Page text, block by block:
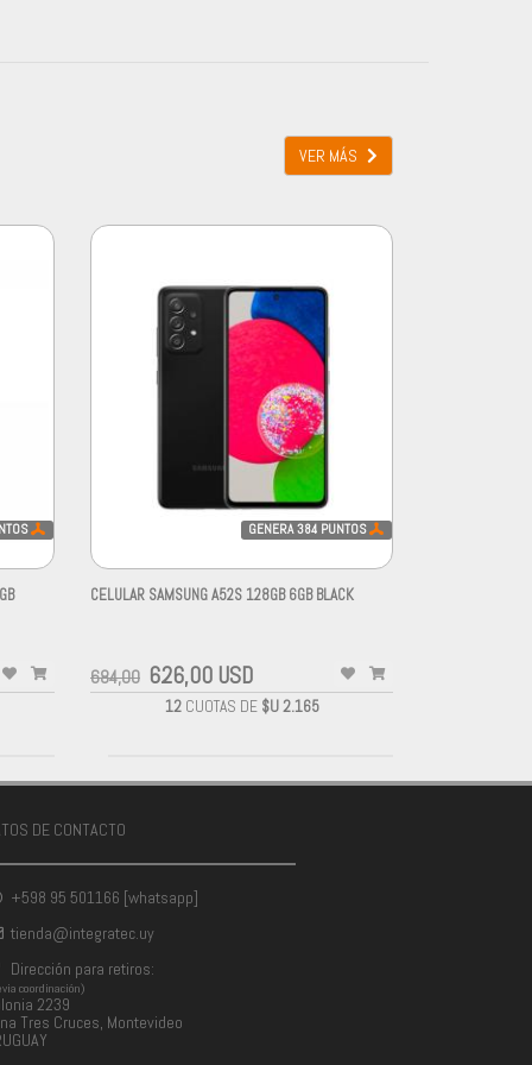
VER MÁS
GENERA384 PUNTOS
CELULAR SAMSUNG A52S 128GB 6GB BLACK
684,00 626,00 USD
12CUOTAS DE $U 2.165
DE CONTACTO
+598 95 501166 [whatsapp]
tienda@integratec.uy
Dirección para retiros:
coordinación)
2239
Tres Cruces, Montevideo